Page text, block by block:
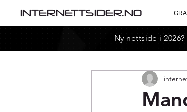
INTERNETTSIDER.NO
Ny nettside i